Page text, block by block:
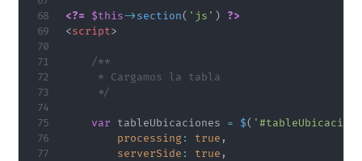
<?= $this->section( 'js' )
?>
<script>
/**
     * Cargamos la tabla
     */
var tableUbicaciones = $(
processing : true ,
serverSide : true ,